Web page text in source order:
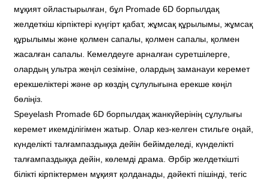
мұқият ойластырылған, бұл Promade 6D борпылдақ
желдеткіш кірпіктері күңгірт қабат, жұмсақ құрылымы, жұмсақ
құрылымы және қолмен сапалы, қолмен сапалы, қолмен
жасалған сапалы. Кемелдеуге арналған суретшілерге,
олардың ультра жеңіл сезіміне, олардың заманауи керемет
ерекшеліктері және әр көздің сұлулығына ерекше көңіл
бөліңіз.
Speyelash Promade 6D борпылдақ жанкүйерінің сұлулығы
керемет икемділігімен жатыр. Олар кез-келген стильге оңай,
күнделікті талғампаздыққа дейін бейімделеді, күнделікті
талғампаздыққа дейін, көлемді драма. Әрбір желдеткішті
білікті кірпіктермен мұқият қолданады, дәйекті пішінді, тегіс